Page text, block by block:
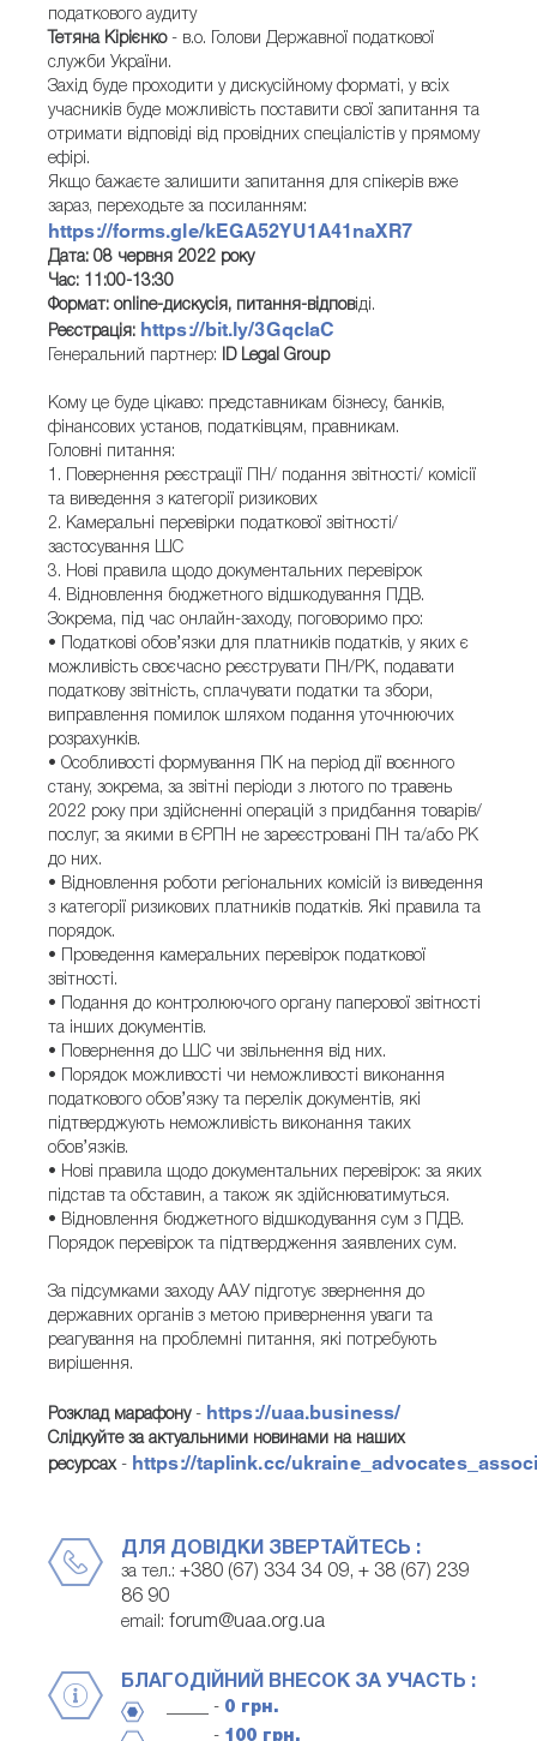
податкового аудиту
Тетяна Кірієнко- в.о. Голови Державної податкової
служби України.
Захід буде проходити у дискусійному форматі, у всіх
учасників буде можливість поставити свої запитання та
отримати відповіді від провідних спеціалістів у прямому
ефірі.
Якщо бажаєте залишити запитання для спікерів вже
зараз, переходьте за посиланням:
https://forms.gle/kEGA52YU1A41naXR7
Дата: 08 червня 2022 року
Час: 11:00-13:30
Формат: online-дискусія, питання-відповіді.
Реєстрація: https://bit.ly/3GqclaC
Генеральний партнер: ID Legal Group
Кому це буде цікаво: представникам бізнесу, банків,
фінансових установ, податківцям, правникам.
Головні питання:
1. Повернення реєстрації ПН/ подання звітності/ комісії
та виведення з категорії ризикових
2. Камеральні перевірки податкової звітності/
застосування ШС
3. Нові правила щодо документальних перевірок
4. Відновлення бюджетного відшкодування ПДВ.
Зокрема, під час онлайн-заходу, поговоримо про:
• Податкові обов’язки для платників податків, у яких є
можливість своєчасно реєструвати ПН/РК, подавати
податкову звітність, сплачувати податки та збори,
виправлення помилок шляхом подання уточнюючих
розрахунків.
• Особливості формування ПК на період дії воєнного
стану, зокрема, за звітні періоди з лютого по травень
2022 року при здійсненні операцій з придбання товарів/
послуг, за якими в ЄРПН не зареєстровані ПН та/або РК
до них.
• Відновлення роботи регіональних комісій із виведення
з категорії ризикових платників податків. Які правила та
порядок.
• Проведення камеральних перевірок податкової
звітності.
• Подання до контролюючого органу паперової звітності
та інших документів.
• Повернення до ШС чи звільнення від них.
• Порядок можливості чи неможливості виконання
податкового обов’язку та перелік документів, які
підтверджують неможливість виконання таких
обов’язків.
• Нові правила щодо документальних перевірок: за яких
підстав та обставин, а також як здійснюватимуться.
• Відновлення бюджетного відшкодування сум з ПДВ.
Порядок перевірок та підтвердження заявлених сум.
За підсумками заходу ААУ підготує звернення до
державних органів з метою привернення уваги та
реагування на проблемні питання, які потребують
вирішення.
Розклад марафону - https://uaa.business/
Слідкуйте за актуальними новинами на наших
ресурсах - https://taplink.cc/
ДЛЯ ДОВІДКИ ЗВЕРТАЙТЕСЬ :
за тел.: +380 (67) 334 34 09, + 38 (67) 239
86 90
email: forum@uaa.org.ua
БЛАГОДІЙНИЙ ВНЕСОК ЗА УЧАСТЬ :
_____ - 0 грн.
_____ - 100 грн.